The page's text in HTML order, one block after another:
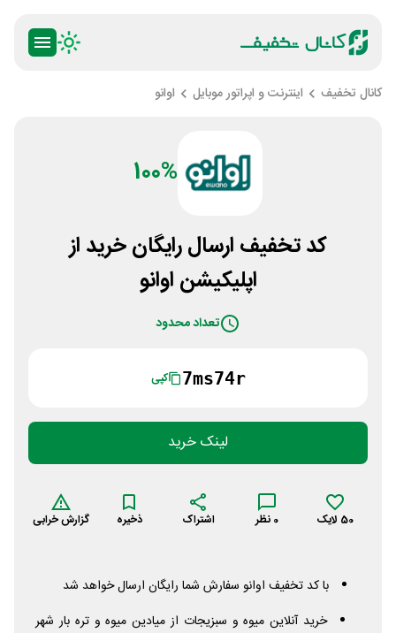
کانال تخفیف اینترنت و اپراتور موبایل اوانو
100%
کد تخفیف ارسال رایگان خرید از
اپلیکیشن اوانو
تعداد محدود
7ms74r کپی
لینک خرید
50 لایک 0 نظر اشتراک ذخیره گزارش خرابی
با کد تخفیف اوانو سفارش شما رایگان ارسال خواهد شد
خرید آنلاین میوه و سبزیجات از میادین میوه و تره بار شهر